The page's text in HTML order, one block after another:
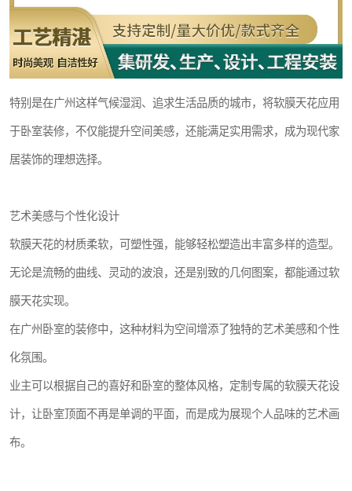
特别是在广州这样气候湿润、追求生活品质的城市，将软膜天花应用
于卧室装修，不仅能提升空间美感，还能满足实用需求，成为现代家
居装饰的理想选择。
艺术美感与个性化设计
软膜天花的材质柔软，可塑性强，能够轻松塑造出丰富多样的造型。
无论是流畅的曲线、灵动的波浪，还是别致的几何图案，都能通过软
膜天花实现。
在广州卧室的装修中，这种材料为空间增添了独特的艺术美感和个性
化氛围。
业主可以根据自己的喜好和卧室的整体风格，定制专属的软膜天花设
计，让卧室顶面不再是单调的平面，而是成为展现个人品味的艺术画
布。